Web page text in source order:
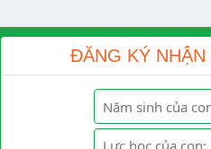
các đề thi thử
bộ đề ôn tập.
ĐĂNG KÝ